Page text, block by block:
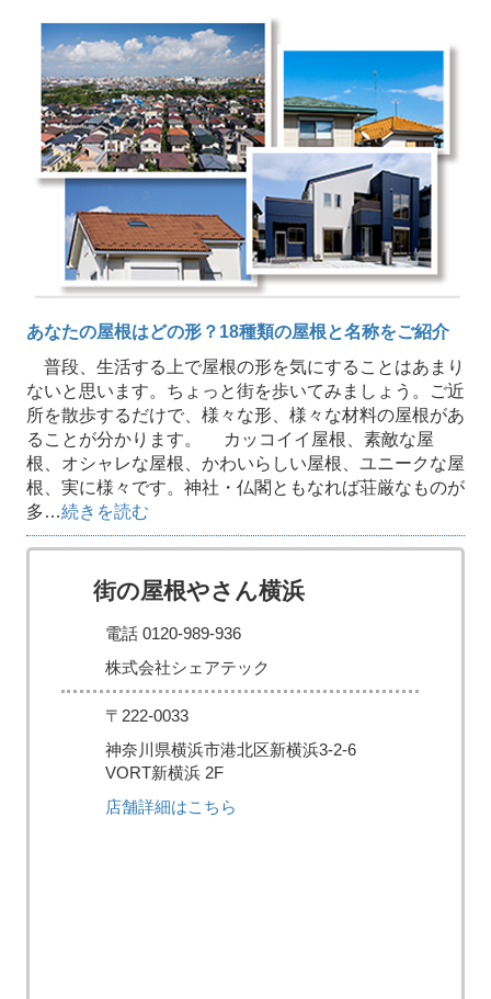
あなたの屋根はどの形？18種類の屋根と名称をご紹介
普段、生活する上で屋根の形を気にすることはあまり
ないと思います。ちょっと街を歩いてみましょう。ご近
所を散歩するだけで、様々な形、様々な材料の屋根があ
ることが分かります。 カッコイイ屋根、素敵な屋
根、オシャレな屋根、かわいらしい屋根、ユニークな屋
根、実に様々です。神社・仏閣ともなれば荘厳なものが
多…続きを読む
街の屋根やさん横浜
電話 0120-989-936
株式会社シェアテック
〒222-0033
神奈川県横浜市港北区新横浜3-2-6
VORT新横浜 2F
店舗詳細はこちら